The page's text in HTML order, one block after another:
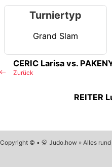
Turniertyp
Grand Slam
Zurück
CERIC Larisa vs.
REITER
Copyright © • 🥋 Judo.how » Alles rund